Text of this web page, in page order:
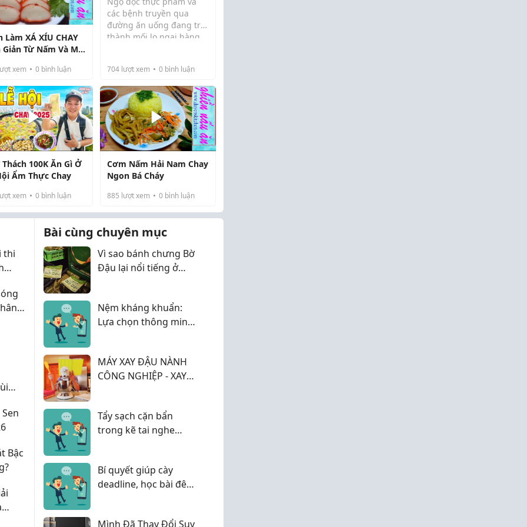
Làm XÁ XÍU CHAY
Từ Nấm Và Mì
xem 0 bình luận
các bệnh truyền qua
đường ăn uống đang trở
thành mối lo ngại hàng
đáp ứng các tiêu chuẩn
khắt khe trong chế biến
kinh doanh, việc nắ...
704lượt xem 0bình luận
100K Ăn Gì Ở
Ẩm Thực Chay
xem 0 bình luận
Cơm Nấm Hải Nam Chay
Ngon Bá Cháy
885 lượt xem 0bình luận
thi
Bậc
Bài cùng chuyên mục
Vì sao bánh chưng Bờ
Đậu lại nổi tiếng ở
Nệm kháng khuẩn:
Lựa chọn thông minh
MÁY XAY ĐẬU NÀNH
CÔNG NGHIỆP - XAY
Tẩy sạch cặn bẩn
trong kẽ tai nghe
phút!
Bí quyết giúp cày
deadline, học bài đêm
Mình Đã Thay Đổi Suy